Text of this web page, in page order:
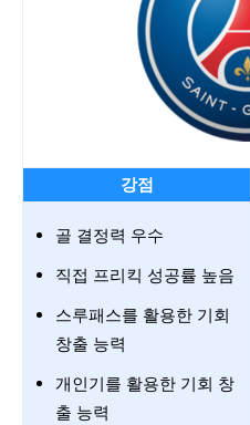
강점
골 결정력 우수
직접 프리킥 성공률 높음
스루패스를 활용한 기회
창출 능력
개인기를 활용한 기회 창
출 능력